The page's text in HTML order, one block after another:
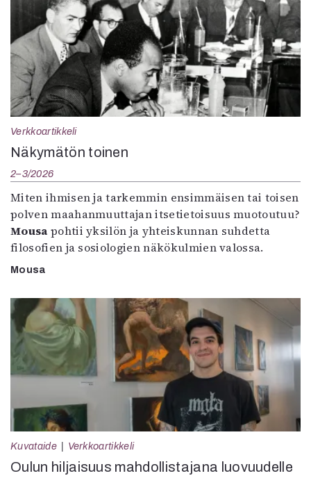
Verkkoartikkeli
Näkymätön toinen
2–3/2026
Miten ihmisen ja tarkemmin ensimmäisen tai toisen
polven maahanmuuttajan itsetietoisuus muotoutuu?
Mousa pohtii yksilön ja yhteiskunnan suhdetta
filosofien ja sosiologien näkökulmien valossa.
Mousa
Kuvataide Verkkoartikkeli
Oulun hiljaisuus mahdollistajana luovuudelle